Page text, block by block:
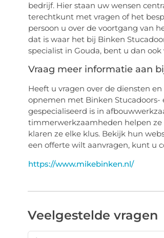
bedrijf. Hier staan uw wensen
terechtkunt met vragen of het
persoon u over de voortgang van
dat is waar het bij Binken
specialist in Gouda, bent u dan
Vraag meer informatie aan
Heeft u vragen over de diensten
opnemen met Binken
gespecialiseerd is in
timmerwerkzaamheden helpen
klaren ze elke klus. Bekijk hun
een offerte wilt aanvragen, kunt u
https://www.mikebinken.nl/
Veelgestelde vragen